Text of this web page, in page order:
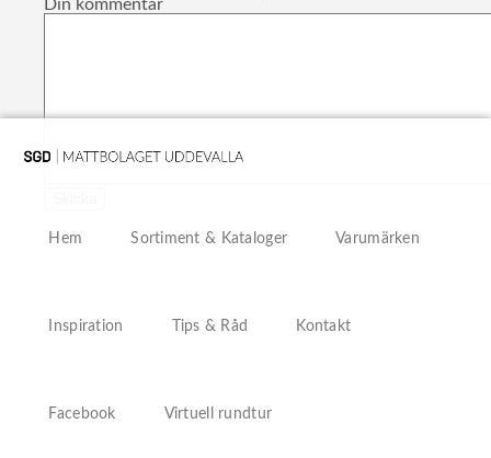
Din kommentar
Hem Sortiment & Kataloger Varumärken
Inspiration Tips & Råd Kontakt
Facebook Virtuell rundtur